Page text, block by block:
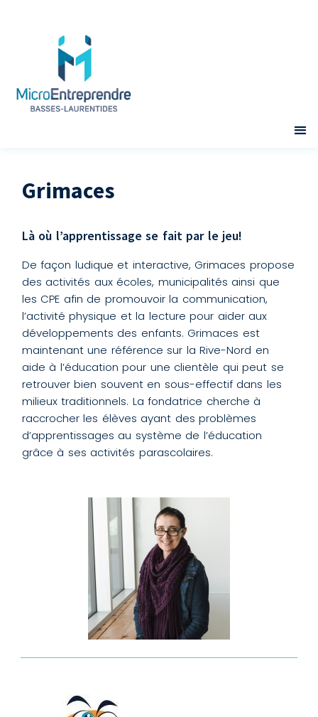
Grimaces
Là où l’apprentissage se fait par le jeu!
De façon ludique et interactive, Grimaces propose
des activités aux écoles, municipalités ainsi que
les CPE afin de promouvoir la communication,
l’activité physique et la lecture pour aider aux
développements des enfants. Grimaces est
maintenant une référence sur la Rive-Nord en
aide à l’éducation pour une clientèle qui peut se
retrouver bien souvent en sous-effectif dans les
milieux traditionnels. La fondatrice cherche à
raccrocher les élèves ayant des problèmes
d’apprentissages au système de l’éducation
grâce à ses activités parascolaires.